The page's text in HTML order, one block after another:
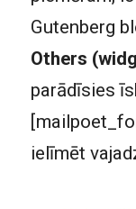
Gutenberg
Others
parādīsies
ielīmēt